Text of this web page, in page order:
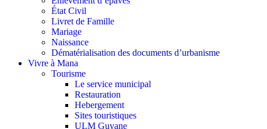
État Civil
Livret de Famille
Mariage
Naissance
Dématérialisation des documents d’urbanisme
Vivre à Mana
Tourisme
Le service municipal
Restauration
Hebergement
Sites touristiques
ULM Guyane